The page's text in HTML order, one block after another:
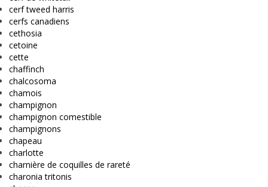
cerf tweed harris
cerfs canadiens
cethosia
cetoine
cette
chaffinch
chalcosoma
chamois
champignon
champignon comestible
champignons
chapeau
charlotte
charnière de coquilles de rareté
charonia tritonis